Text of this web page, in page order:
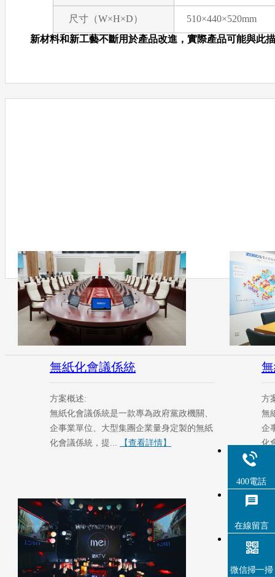
尺寸（W×H×D）
510×440×520mm
新材料和新工藝不斷用於產品改進，實際產品可能與此
無紙化會議係統
方案概述:
無紙化會議係統是一款專為政府黨政機關、
企事業單位、大型集團企業量身定製的無紙
化會議係統，提...
【查看詳情】
方
無
企
化
在
草莓
载場
400電話
在線留言
微信掃一掃